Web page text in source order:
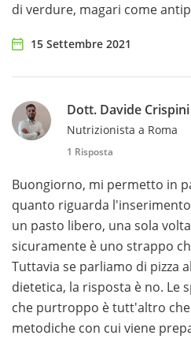
di verdure, magari come
15 Settembre 2021
Dott. Davide Crispini
Nutrizionista a Roma
1 Risposta
Buongiorno, mi permetto in
quanto riguarda
un pasto libero, una sola
sicuramente è uno strappo
Tuttavia se parliamo di pizza
dietetica, la risposta è no. Le
che purtroppo è tutt'altro
metodiche con cui viene